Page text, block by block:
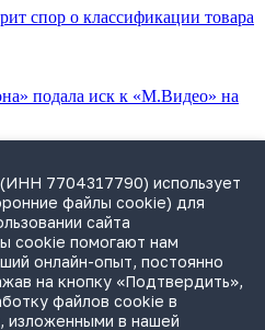
спор о классификации товара
подала иск к «М.Видео» на
на систему управления
«Яндекса»
иски российской «дочки»
7704317790) использует
файлы cookie) для
сайта
cookie помогают нам
онлайн-опыт, постоянно
на кнопку «Подтвердить»,
файлов cookie в
изложенными в нашей